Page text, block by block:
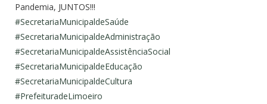
Pandemia, JUNTOS!!!
#SecretariaMunicipaldeSaúde
#SecretariaMunicipaldeAdministração
#SecretariaMunicipaldeAssistênciaSocial
#SecretariaMunicipaldeEducação
#SecretariaMunicipaldeCultura
#PrefeituradeLimoeiro